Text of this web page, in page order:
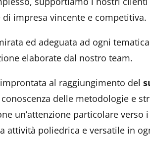
impresa vincente e competitiva.
ed adeguata ad ogni
elaborate dal nostro team.
al raggiungimento del
delle metodologie e
un’attenzione particolare
attività poliedrica e versatile in